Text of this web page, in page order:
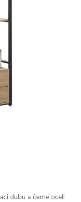
dubu a černé oceli